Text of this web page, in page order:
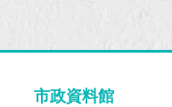
市政資料館